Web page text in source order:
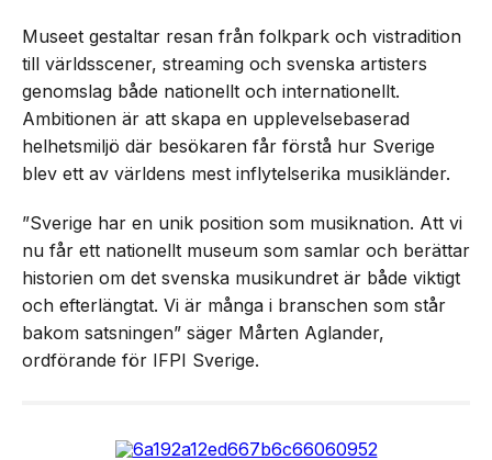
Museet gestaltar resan från folkpark och vistradition
till världsscener, streaming och svenska artisters
genomslag både nationellt och internationellt.
Ambitionen är att skapa en upplevelsebaserad
helhetsmiljö där besökaren får förstå hur Sverige
blev ett av världens mest inflytelserika musikländer.
”Sverige har en unik position som musiknation. Att vi
nu får ett nationellt museum som samlar och berättar
historien om det svenska musikundret är både viktigt
och efterlängtat. Vi är många i branschen som står
bakom satsningen” säger Mårten Aglander,
ordförande för IFPI Sverige.